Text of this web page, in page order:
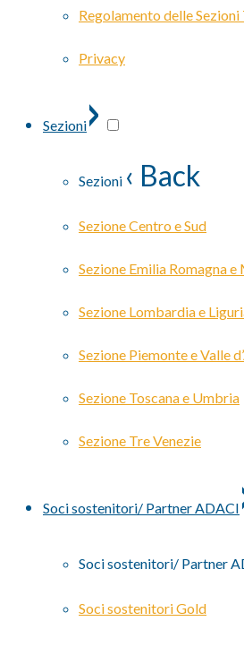
Regolamento delle
Privacy
Sezioni›
Sezioni ‹ Back
Sezione Centro e Sud
Sezione Emilia Romagna e
Sezione Lombardia e
Sezione Piemonte e Valle
Sezione Toscana e Umbria
Sezione Tre Venezie
Soci sostenitori/ Partner ADACI
Soci sostenitori/ Partner
Soci sostenitori Gold